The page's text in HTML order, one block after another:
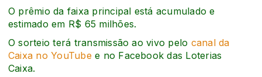
O prêmio da faixa principal está acumulado e
estimado em R$ 65 milhões.
O sorteio terá transmissão ao vivo pelo canal da
Caixa no YouTube e no Facebook das Loterias
Caixa.